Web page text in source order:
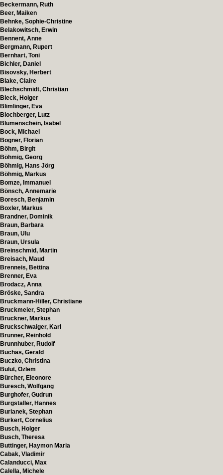
Beckermann, Ruth
Beer, Maiken
Behnke, Sophie-Christine
Belakowitsch, Erwin
Bennent, Anne
Bergmann, Rupert
Bernhart, Toni
Bichler, Daniel
Bisovsky, Herbert
Blake, Claire
Blechschmidt, Christian
Bleck, Holger
Blimlinger, Eva
Blochberger, Lutz
Blumenschein, Isabel
Bock, Michael
Bogner, Florian
Böhm, Birgit
Böhmig, Georg
Böhmig, Hans Jörg
Böhmig, Markus
Bomze, Immanuel
Bönsch, Annemarie
Boresch, Benjamin
Boxler, Markus
Brandner, Dominik
Braun, Barbara
Braun, Ulu
Braun, Ursula
Breinschmid, Martin
Breisach, Maud
Brenneis, Bettina
Brenner, Eva
Brodacz, Anna
Bröske, Sandra
Bruckmann-Hiller, Christiane
Bruckmeier, Stephan
Bruckner, Markus
Bruckschwaiger, Karl
Brunner, Reinhold
Brunnhuber, Rudolf
Buchas, Gerald
Buczko, Christina
Bulut, Özlem
Bürcher, Eleonore
Buresch, Wolfgang
Burghofer, Gudrun
Burgstaller, Hannes
Burianek, Stephan
Burkert, Cornelius
Busch, Holger
Busch, Theresa
Buttinger, Haymon Maria
Cabak, Vladimir
Calanducci, Max
Calella, Michele